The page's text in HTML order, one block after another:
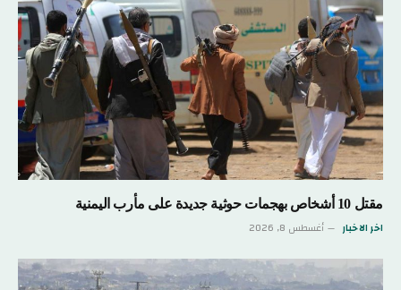
مقتل 10 أشخاص بهجمات حوثية جديدة على مأرب اليمنية
اخر الاخبار أغسطس 8, 2026